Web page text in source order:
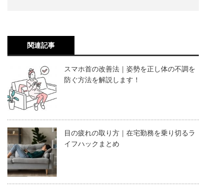
関連記事
スマホ首の改善法｜姿勢を正し体の不調を
防ぐ方法を解説します！
目の疲れの取り方｜在宅勤務を乗り切るラ
イフハックまとめ